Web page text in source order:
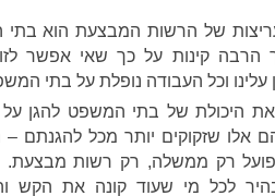
של הרשות המבצעת הוא בתי
קינות על כך שאי אפשר
וכל העבודה נופלת על בתי
את היכולת של בתי המשפט להגן
שזקוקים יותר מכל להגנתם –
רק ממשלה, רק רשות מבצעת.
לכל מי שעוד קונה את הקש